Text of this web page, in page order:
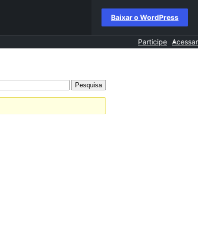
Baixar o WordPress
Participe Acessar